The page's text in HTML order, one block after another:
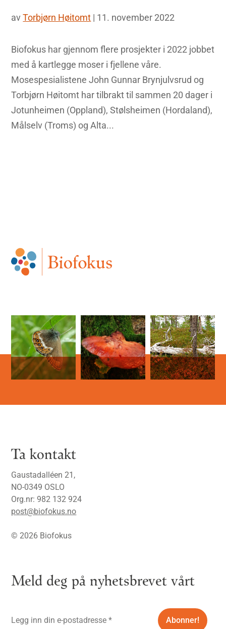
avTorbjørn Høitomt | 11. november 2022
Biofokus har gjennom flere prosjekter i 2022 jobbet
med å kartlegge moser i fjellene våre.
Mosespesialistene John Gunnar Brynjulvsrud og
Torbjørn Høitomt har tilbrakt til sammen 20 dager i
Jotunheimen (Oppland), Stølsheimen (Hordaland),
Målselv (Troms) og Alta...
Ta kontakt
Gaustadalléen 21,
NO-0349 OSLO
Org.nr: 982 132 924
post@biofokus.no
© 2026 Biofokus
Meld deg på nyhetsbrevet vårt